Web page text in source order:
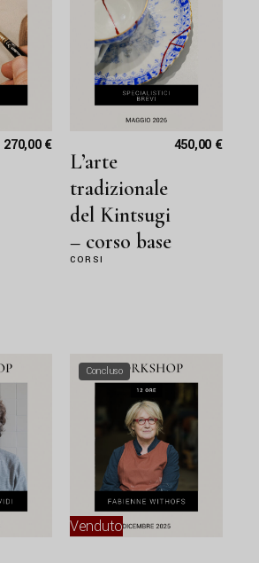
270,00€
L’arte
tradizionale
del Kintsugi
– corso base
CORSI
450,00 €
Concluso
Venduto